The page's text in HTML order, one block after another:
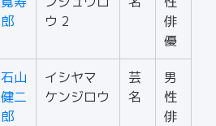
郎
ウ 2
俳
優
石山
健二
郎
イシヤマ
ケンジロウ
芸
名
男
性
俳